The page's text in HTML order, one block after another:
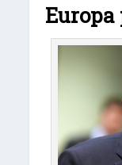
Europa